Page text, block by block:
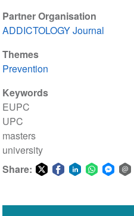
Partner Organisation
ADDICTOLOGY Journal
Themes
Prevention
Keywords
EUPC
UPC
masters
university
Share: